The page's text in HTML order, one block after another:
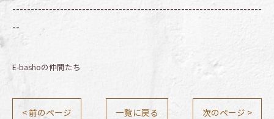
--------------------------------------------------------------------
--
E-bashoの仲間たち
< 前のページ 一覧に戻る 次のページ >